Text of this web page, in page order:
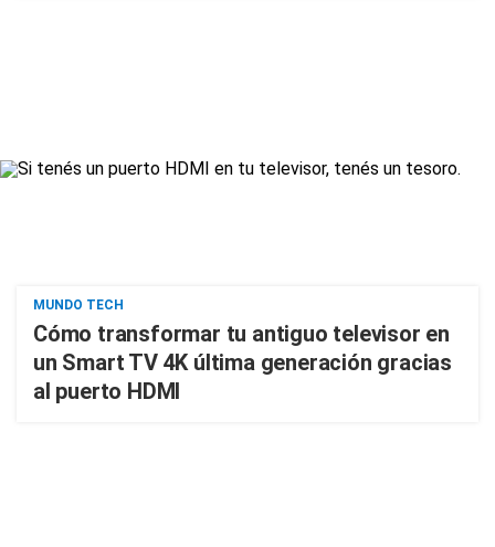
MUNDO TECH
Cómo transformar tu antiguo televisor en
un Smart TV 4K última generación gracias
al puerto HDMI